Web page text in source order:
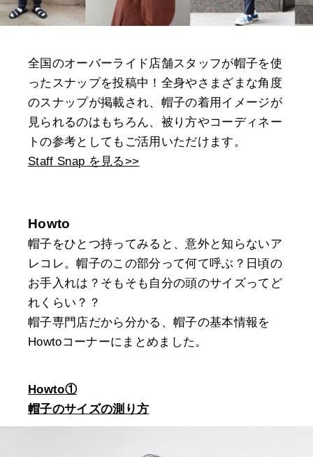
全国のオーバーライド店舗スタッフが帽子を使
ったスナップを投稿中！全身やさまざまな角度
のスナップが掲載され、帽子の着用イメージが
見られるのはもちろん、被り方やコーディネー
トの参考としてもご活用いただけます。
Staff Snap を見る>>
Howto
帽子をひとつ持ってみると、意外と知らないア
レコレ。帽子のこの部分って何て呼ぶ？日頃の
お手入れは？そもそも自分の頭のサイズってど
れくらい？？
帽子専門店だから分かる、帽子の基本情報を
Howtoコーナーにまとめました。
Howto①
帽子のサイズの測り方